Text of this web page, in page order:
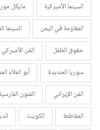
السينما الأميركية
مايكل مور
المقاومة في اليمن
السينما
حقوق الطفل
الفن الأميركي
سوريا الجديدة
أبو العلاء
الفن الإيراني
الفنون
المقاطعة
الكويت